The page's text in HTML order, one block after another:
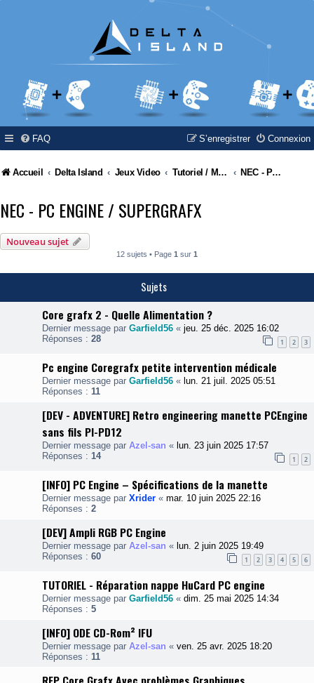
FAQ Connexion
S’enregistrer
Accueil Delta Island Jeux Video Tutoriel / Modding / Hack & Info NEC - PC Engine / Supergrafx
NEC - PC ENGINE / SUPERGRAFX
Nouveau sujet
12 sujets • Page 1 sur 1
Sujets
Core grafx 2 - Quelle Alimentation ?
Dernier message par Garfield56 « jeu. 25 déc. 2025 16:02
Réponses : 28 1 2 3
Pc engine Coregrafx petite intervention médicale
Dernier message par Garfield56 « lun. 21 juil. 2025 05:51
Réponses : 11
[DEV - ADVENTURE] Retro engineering manette PCEngine
sans fils PI-PD12
Dernier message par Azel-san « lun. 23 juin 2025 17:57
Réponses : 14 1 2
[INFO] PC Engine – Spécifications de la manette
Dernier message par Xrider « mar. 10 juin 2025 22:16
Réponses : 2
[DEV] Ampli RGB PC Engine
Dernier message par Azel-san « lun. 2 juin 2025 19:49
Réponses : 60 1 2 3 4 5 6
TUTORIEL - Réparation nappe HuCard PC engine
Dernier message par Garfield56 « dim. 25 mai 2025 14:34
Réponses : 5
[INFO] ODE CD-Rom² IFU
Dernier message par Azel-san « ven. 25 avr. 2025 18:20
Réponses : 11